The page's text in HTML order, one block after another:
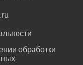
обработки